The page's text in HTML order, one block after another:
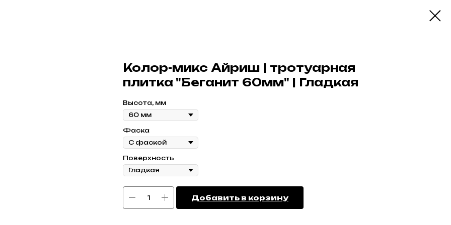
Колор-микс Айриш | тротуарная
плитка "Беганит 60мм" | Гладкая
Высота, мм
Фаска
Поверхность
Добавить в корзину